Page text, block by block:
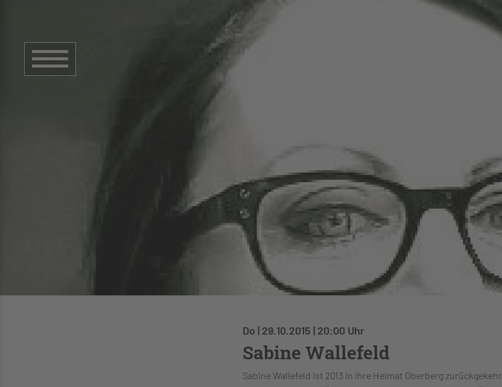
Do | 29.10.2015 | 20:00 Uhr
Sabine Wallefeld
Sabine Wallefeld ist 2013 in ihre Heimat Oberberg